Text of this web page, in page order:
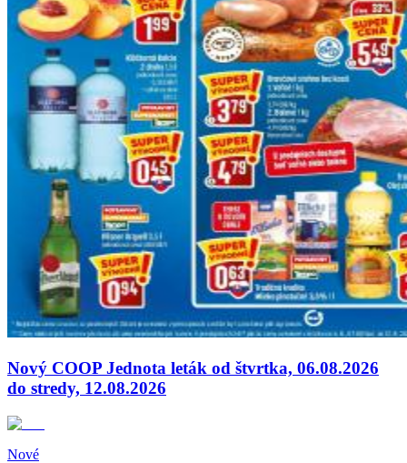
Nový COOP Jednota leták od štvrtka, 06.08.2026
do stredy, 12.08.2026
Nové